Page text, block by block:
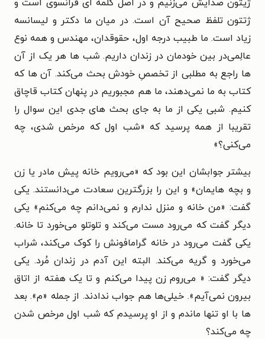
ژیتون صدایش می‌زنیم و در اصل کلمه ای فرانسوی است و
ژتتون تلفظ صحیح آن است. در میان ما دکتر و لیسانسه
زیاد است. ما طبیب درجه اول، حقوقدان، مهندس و همه نوع
عالِمی‌در بین خودمان در زندان داریم. شب ها هر یک از آن
ها راجع به مطلبی از تخصصِ خودش بحث می‌کند. آن ها که
کتاب به ما نمی‌دهند، ما هم مجبوریم در پنهان کتاب قاچاق
کنیم. شبی یکی از ما به جای بحث های جدی این سوال را
تقریبا از همه پرسید که «شب اول که مرخص شدی، چه
می‌کنی؟»
بیشتر جوابشان این بود که «می‌رویم خانه پیش مادر یا زن
و بچه هایمان» و این را بزرگترین سعادت می‌دانستند. یکی
گفت: «من خانه و منزل ندارم و نمی‌دانم چه می‌کنم» یکی
دیگر گفت که می‌رود مست می‌کند و تلوتلو می‌خورد تا خانه.
یکی گفت می‌رود در خانه گرامافونش را کوک می‌کند، شراب
می‌خورد و گریه می‌کند. البته این آدم در زندان مُرد. یکی
دیگر گفت: « می‌روم زن پیدا می‌کنم و تا یک هفته از اتاق
بیرون نمی‌آیم». خیلی‌ها هم جواب ندادند. از جمله «م». بعد
ها با او تنها ماندم و از او پرسیدم که شب اول مرخص شدن
چه می‌کند؟